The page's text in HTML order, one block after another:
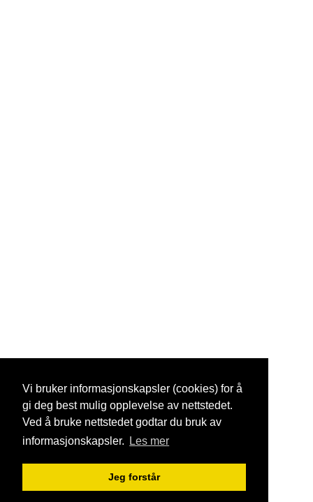
Vi bruker informasjonskapsler (cookies) for å
gi deg best mulig opplevelse av nettstedet.
Ved å bruke nettstedet godtar du bruk av
informasjonskapsler.
Les mer
Jeg forstår